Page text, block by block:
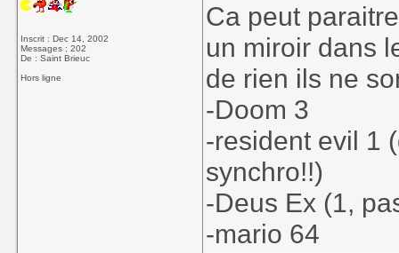
Inscrit : Dec 14, 2002
Messages : 202
De : Saint Brieuc
Hors ligne
Ca peut
un miroir dans
de rien ils ne
-Doom 3
-resident evil 1
synchro!!)
-Deus Ex (1,
-mario 64